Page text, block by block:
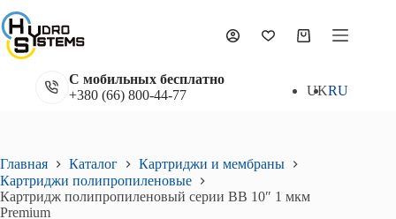
к
сути
Корзина
С мобильных бесплатно
+380 (66) 800-44-77
UKRU
Главная Каталог
Картриджи и мембраны
Картриджи полипропиленовые
Картридж полипропиленовый серии BB 10″ 1 мкм
Premium